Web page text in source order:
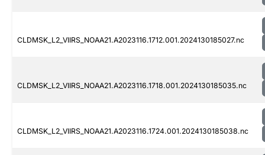
CLDMSK_L2_VIIRS_NOAA21.A2023116.1712.001.2024130185027.nc
CLDMSK_L2_VIIRS_NOAA21.A2023116.1718.001.2024130185035.nc
CLDMSK_L2_VIIRS_NOAA21.A2023116.1724.001.2024130185038.nc